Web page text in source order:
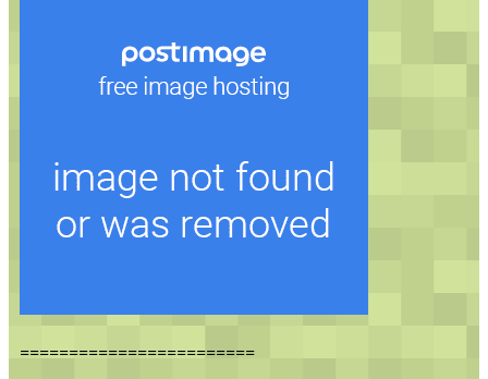
========================